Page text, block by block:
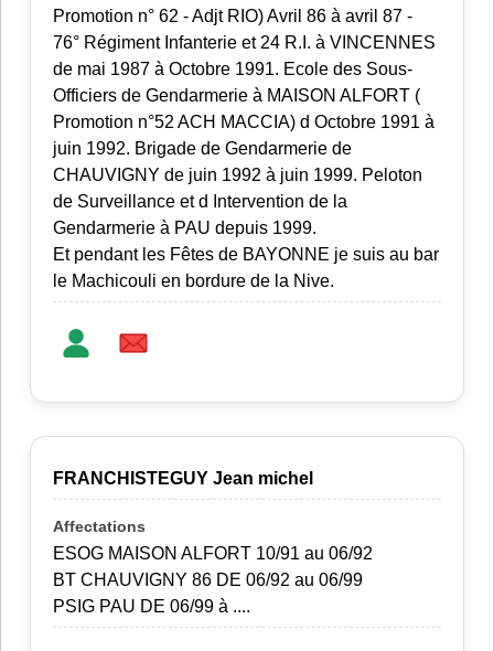
Promotion n° 62 - Adjt RIO) Avril 86 à avril 87 -
76° Régiment Infanterie et 24 R.I. à VINCENNES
de mai 1987 à Octobre 1991. Ecole des Sous-
Officiers de Gendarmerie à MAISON ALFORT (
Promotion n°52 ACH MACCIA) d Octobre 1991 à
juin 1992. Brigade de Gendarmerie de
CHAUVIGNY de juin 1992 à juin 1999. Peloton
de Surveillance et d Intervention de la
Gendarmerie à PAU depuis 1999.
Et pendant les Fêtes de BAYONNE je suis au bar
le Machicouli en bordure de la Nive.
FRANCHISTEGUY Jean michel
ESOG MAISON ALFORT 10/91 au 06/92
BT CHAUVIGNY 86 DE 06/92 au 06/99
PSIG PAU DE 06/99 à ....